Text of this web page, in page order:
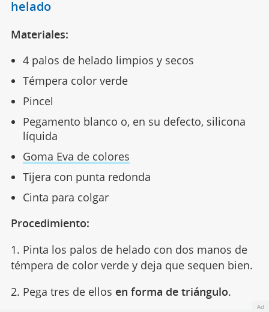
helado
Materiales:
4 palos de helado limpios y secos
Témpera color verde
Pincel
Pegamento blanco o, en su defecto, silicona
líquida
Goma Eva de colores
Tijera con punta redonda
Cinta para colgar
Procedimiento:
1. Pinta los palos de helado con dos manos de
témpera de color verde y deja que sequen bien.
2. Pega tres de ellos en forma de triángulo.
Ad